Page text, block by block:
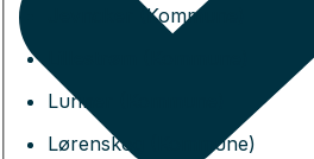
Jevnaker (Kommune)
Lunner (Kommune)
Lørenskog (Kommune)